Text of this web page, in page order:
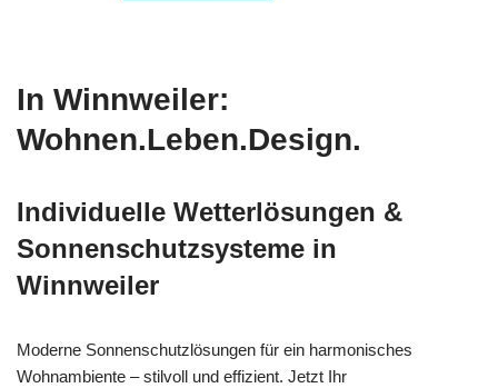
In Winnweiler:
Wohnen.Leben.Design.
Individuelle Wetterlösungen &
Sonnenschutzsysteme in
Winnweiler
Moderne Sonnenschutzlösungen für ein harmonisches
Wohnambiente – stilvoll und effizient. Jetzt Ihr